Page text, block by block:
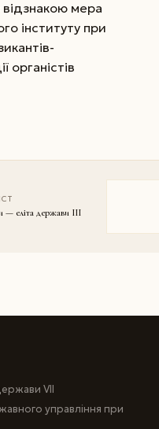
мера
інституту при
органістів
— еліта держави III
VII
управління при